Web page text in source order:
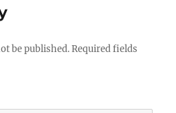
be published. Required fields